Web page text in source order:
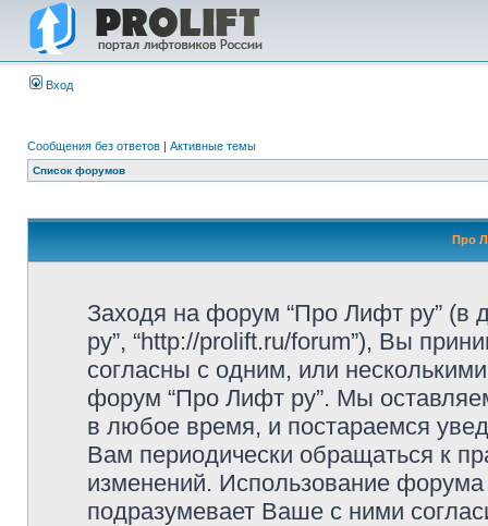
Вход
Сообщения без ответов | Активные темы
Список форумов
Про
Заходя на форум “Про Лифт ру”
ру”, “http://prolift.ru/forum”), Вы
согласны с одним, или
форум “Про Лифт ру”. Мы
в любое время, и постараемся
Вам периодически обращаться к
изменений. Использование
подразумевает Ваше с ними